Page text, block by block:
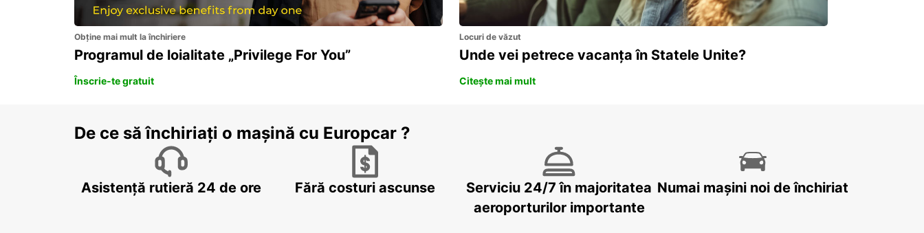
Obține mai mult la închiriere
Programul de loialitate „Privilege For You”
Înscrie-te gratuit
Locuri de văzut
Unde vei petrece vacanța în Statele Unite?
Citește mai mult
De ce să închiriați o mașină cu Europcar ?
Asistență rutieră 24 de ore Fără costuri ascunse
Serviciu 24/7 în majoritatea
aeroporturilor importante
Numai mașini noi de închiriat